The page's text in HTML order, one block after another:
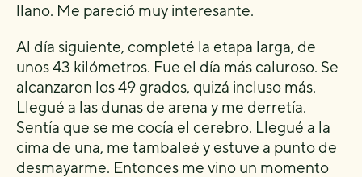
llano. Me pareció muy interesante.
Al día siguiente, completé la etapa larga, de
unos 43 kilómetros. Fue el día más caluroso. Se
alcanzaron los 49 grados, quizá incluso más.
Llegué a las dunas de arena y me derretía.
Sentía que se me cocía el cerebro. Llegué a la
cima de una, me tambaleé y estuve a punto de
desmayarme. Entonces me vino un momento